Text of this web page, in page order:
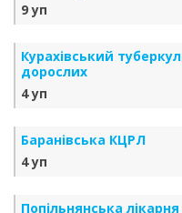
9 уп
Курахівський
дорослих
4 уп
Баранівська КЦРЛ
4 уп
Попільнянська лікарня